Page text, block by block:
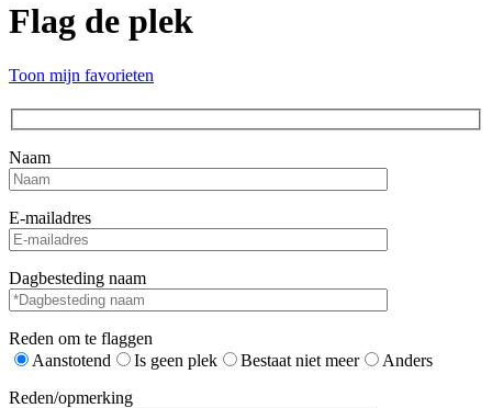
Flag de plek
Toon mijn favorieten
Naam
E-mailadres
Dagbesteding naam
Reden om te flaggen
Aanstotend
Is geen plek Bestaat niet meer
Anders
Reden/opmerking